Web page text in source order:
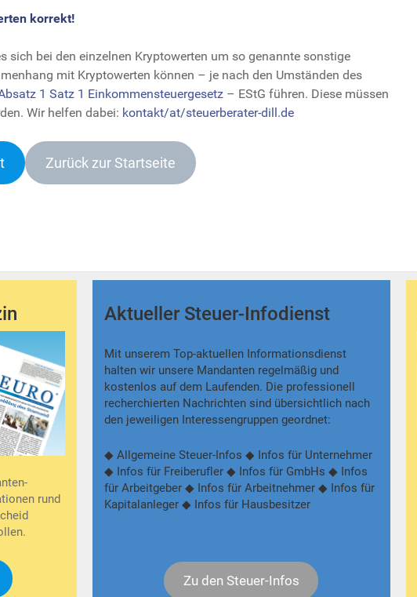
korrekt!
sich bei den einzelnen Kryptowerten um so genannte sonstige
mit Kryptowerten können – je nach den Umständen des
1 Satz 1 Einkommensteuergesetz – EStG führen. Diese müssen
Wir helfen dabei: kontakt/at/steuerberater-dill.de
t Zurück zur Startseite
rund
Aktueller Steuer-Infodienst
Mit unserem Top-aktuellen Informationsdienst
halten wir unsere Mandanten regelmäßig und
kostenlos auf dem Laufenden. Die professionell
recherchierten Nachrichten sind übersichtlich nach
den jeweiligen Interessengruppen geordnet:
◆ Allgemeine Steuer-Infos ◆ Infos für Unternehmer
◆ Infos für Freiberufler ◆ Infos für GmbHs ◆ Infos
für Arbeitgeber ◆ Infos für Arbeitnehmer ◆ Infos für
Kapitalanleger ◆ Infos für Hausbesitzer
Zu den Steuer-Infos